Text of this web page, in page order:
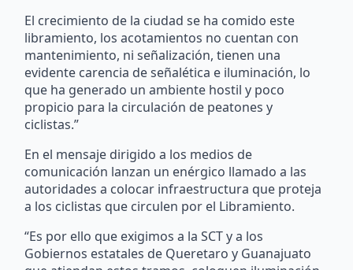
El crecimiento de la ciudad se ha comido este
libramiento, los acotamientos no cuentan con
mantenimiento, ni señalización, tienen una
evidente carencia de señalética e iluminación, lo
que ha generado un ambiente hostil y poco
propicio para la circulación de peatones y
ciclistas.”
En el mensaje dirigido a los medios de
comunicación lanzan un enérgico llamado a las
autoridades a colocar infraestructura que proteja
a los ciclistas que circulen por el Libramiento.
“Es por ello que exigimos a la SCT y a los
Gobiernos estatales de Queretaro y Guanajuato